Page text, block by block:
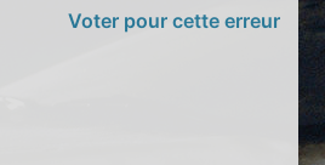
Voter pour cette erreur